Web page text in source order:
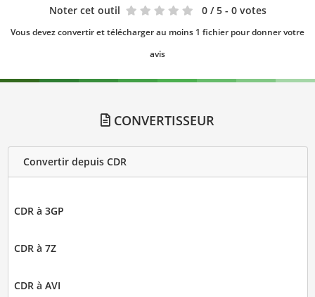
Noter cet outil 0 / 5 - 0 votes
Vous devez convertir et télécharger au moins 1 fichier pour donner votre
avis
CONVERTISSEUR
Convertir depuis CDR
CDR à 3GP
CDR à 7Z
CDR à AVI